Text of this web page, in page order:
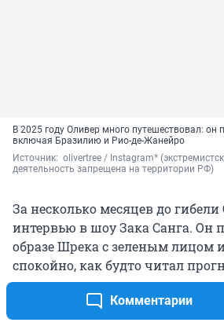
Комментарии
В 2025 году Оливер много путешествовал: он
включая Бразилию и Рио-де-Жанейро
Источник: olivertree / Instagram*
деятельность запрещена на территории РФ)
За несколько месяцев до
интервью в шоу Зака Санга. Он
образе Шрека с зеленым лицом
спокойно, как будто читал
объявил: